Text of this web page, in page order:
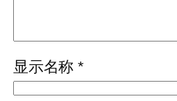
显示名称*